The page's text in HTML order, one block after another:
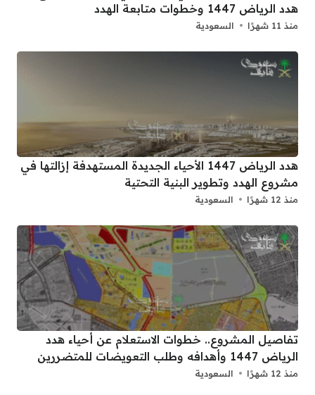
هدد الرياض 1447 وخطوات متابعة الهدد
منذ 11 شهرًا السعودية
هدد الرياض 1447 الأحياء الجديدة المستهدفة إزالتها في
مشروع الهدد وتطوير البنية التحتية
منذ 12 شهرًا السعودية
تفاصيل المشروع.. خطوات الاستعلام عن أحياء هدد
الرياض 1447 وأهدافه وطلب التعويضات للمتضررين
منذ 12 شهرًا السعودية